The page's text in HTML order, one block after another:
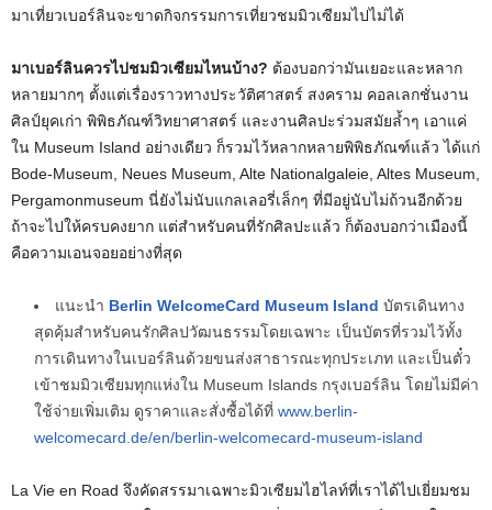
มาเที่ยวเบอร์ลินจะขาดกิจกรรมการเที่ยวชมมิวเซียมไปไม่ได้
มาเบอร์ลินควรไปชมมิวเซียมไหนบ้าง? ต้องบอกว่ามันเยอะและหลาก
หลายมากๆ ตั้งแต่เรื่องราวทางประวัติศาสตร์ สงคราม คอลเลกชั่นงาน
ศิลป์ยุคเก่า พิพิธภัณฑ์วิทยาศาสตร์ และงานศิลปะร่วมสมัยล้ำๆ เอาแค่
ใน Museum Island อย่างเดียว ก็รวมไว้หลากหลายพิพิธภัณฑ์แล้ว ได้แก่
Bode-Museum, Neues Museum, Alte Nationalgaleie, Altes Museum,
Pergamonmuseum นี่ยังไม่นับแกลเลอรี่เล็กๆ ที่มีอยู่นับไม่ถ้วนอีกด้วย
ถ้าจะไปให้ครบคงยาก แต่สำหรับคนที่รักศิลปะแล้ว ก็ต้องบอกว่าเมืองนี้
คือความเอนจอยอย่างที่สุด
แนะนำ Berlin WelcomeCard Museum Island บัตรเดินทาง
สุดคุ้มสำหรับคนรักศิลปวัฒนธรรมโดยเฉพาะ เป็นบัตรที่รวมไว้ทั้ง
การเดินทางในเบอร์ลินด้วยขนส่งสาธารณะทุกประเภท และเป็นตั๋ว
เข้าชมมิวเซียมทุกแห่งใน Museum Islands กรุงเบอร์ลิน โดยไม่มีค่า
ใช้จ่ายเพิ่มเติม ดูราคาและสั่งซื้อได้ที่ www.berlin-
welcomecard.de/en/berlin-welcomecard-museum-island
La Vie en Road จึงคัดสรรมาเฉพาะมิวเซียมไฮไลท์ที่เราได้ไปเยี่ยมชม